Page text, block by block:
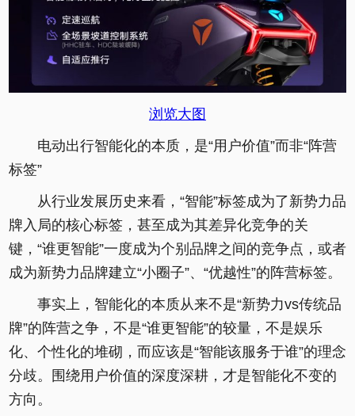
浏览大图
电动出行智能化的本质，是“用户价值”而非“阵营
标签”
从行业发展历史来看，“智能”标签成为了新势力品
牌入局的核心标签，甚至成为其差异化竞争的关
键，“谁更智能”一度成为个别品牌之间的竞争点，或者
成为新势力品牌建立“小圈子”、“优越性”的阵营标签。
事实上，智能化的本质从来不是“新势力vs传统品
牌”的阵营之争，不是“谁更智能”的较量，不是娱乐
化、个性化的堆砌，而应该是“智能该服务于谁”的理念
分歧。围绕用户价值的深度深耕，才是智能化不变的
方向。